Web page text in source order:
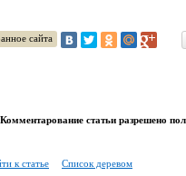
сайта
Комментарование статьи разрешено
к статье Список деревом